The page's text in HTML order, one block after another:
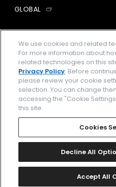
GLOBAL
企業情報
プライバシーポリシー
Amazon PayはAmazon.com, Inc.ま
楽天ペイは楽天株式会
© 2026 CITIZEN
We use cookies and related
For more information about
related technologies on this
Privacy Policy. Before
please review your cookie
selection. You can change
accessing the "Cookie
this site.
Cookies
Decline All
Accept All